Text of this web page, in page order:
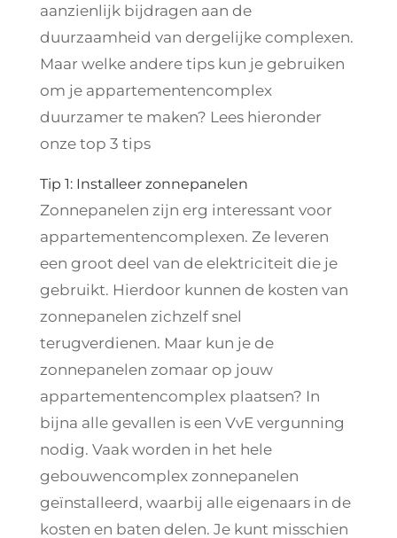
aanzienlijk bijdragen aan de
duurzaamheid van dergelijke complexen.
Maar welke andere tips kun je gebruiken
om je appartementencomplex
duurzamer te maken? Lees hieronder
onze top 3 tips
Tip 1: Installeer zonnepanelen
Zonnepanelen zijn erg interessant voor
appartementencomplexen. Ze leveren
een groot deel van de elektriciteit die je
gebruikt. Hierdoor kunnen de kosten van
zonnepanelen zichzelf snel
terugverdienen. Maar kun je de
zonnepanelen zomaar op jouw
appartementencomplex plaatsen? In
bijna alle gevallen is een VvE vergunning
nodig. Vaak worden in het hele
gebouwencomplex zonnepanelen
geïnstalleerd, waarbij alle eigenaars in de
kosten en baten delen. Je kunt misschien